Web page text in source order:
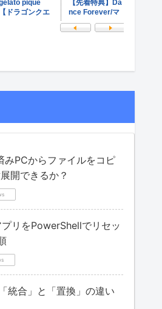
PCからファイルをコピ
開できるか？
リをPowerShellでリセッ
統合」と「置換」の違い